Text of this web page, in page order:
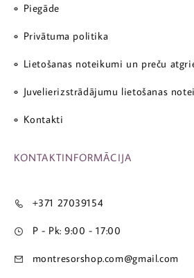
Piegāde
Privātuma politika
Lietošanas noteikumi un preču
Juvelierizstrādājumu lietošanas
Kontakti
KONTAKTINFORMĀCIJA
+371 27039154
P - Pk: 9:00 - 17:00
montresorshop.com@gmail.com